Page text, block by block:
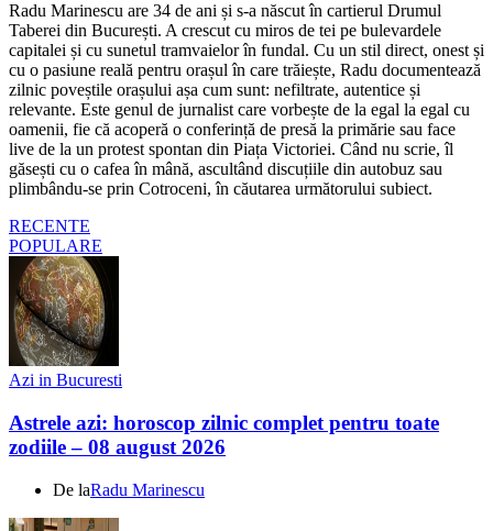
Radu Marinescu are 34 de ani și s-a născut în cartierul Drumul
Taberei din București. A crescut cu miros de tei pe bulevardele
capitalei și cu sunetul tramvaielor în fundal. Cu un stil direct, onest și
cu o pasiune reală pentru orașul în care trăiește, Radu documentează
zilnic poveștile orașului așa cum sunt: nefiltrate, autentice și
relevante. Este genul de jurnalist care vorbește de la egal la egal cu
oamenii, fie că acoperă o conferință de presă la primărie sau face
live de la un protest spontan din Piața Victoriei. Când nu scrie, îl
găsești cu o cafea în mână, ascultând discuțiile din autobuz sau
plimbându-se prin Cotroceni, în căutarea următorului subiect.
RECENTE
POPULARE
Azi in Bucuresti
Astrele azi: horoscop zilnic complet pentru toate
zodiile – 08 august 2026
De laRadu Marinescu